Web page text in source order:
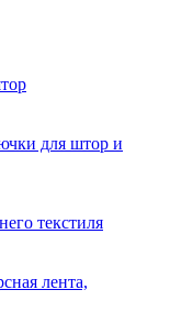
для штор и
текстиля
лента,